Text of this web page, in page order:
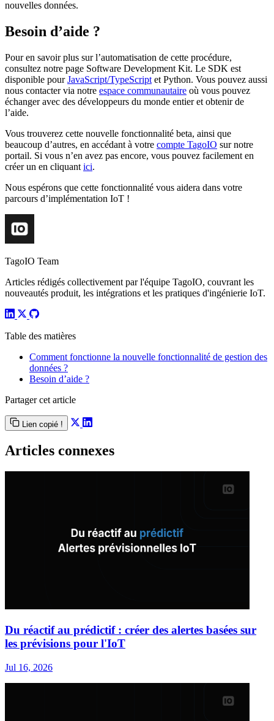
nouvelles données.
Besoin d’aide ?
Pour en savoir plus sur l’automatisation de cette procédure,
consultez notre page Software Development Kit. Le SDK est
disponible pourJavaScript/TypeScript et Python. Vous pouvez aussi
nous contacter via notre espace communautaire où vous pouvez
échanger avec des développeurs du monde entier et obtenir de
l’aide.
Vous trouverez cette nouvelle fonctionnalité beta, ainsi que
beaucoup d’autres, en accédant à votre compte TagoIO sur notre
portail. Si vous n’en avez pas encore, vous pouvez facilement en
créer un en cliquant ici.
Nous espérons que cette fonctionnalité vous aidera dans votre
parcours d’implémentation IoT !
TagoIO Team
Articles rédigés collectivement par l'équipe TagoIO, couvrant les
nouveautés produit, les intégrations et les pratiques d'ingénierie IoT.
Table des matières
Comment fonctionne la nouvelle fonctionnalité de gestion des
données ?
Besoin d’aide ?
Partager cet article
Lien copié !
Articles connexes
Du réactif au prédictif : créer des alertes basées sur
les prévisions pour l'IoT
Jul 16, 2026